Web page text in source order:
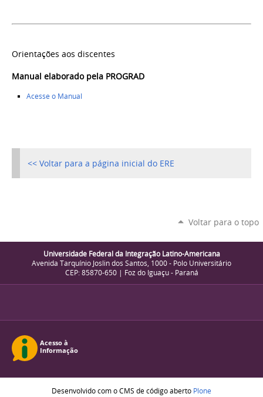
Orientações aos discentes
Manual elaborado pela PROGRAD
Acesse o Manual
<< Voltar para a página inicial do ERE
Voltar para o topo
Universidade Federal da Integração Latino-Americana
Avenida Tarquínio Joslin dos Santos, 1000 - Polo Universitário
CEP: 85870-650 | Foz do Iguaçu - Paraná
Desenvolvido com o CMS de código aberto Plone